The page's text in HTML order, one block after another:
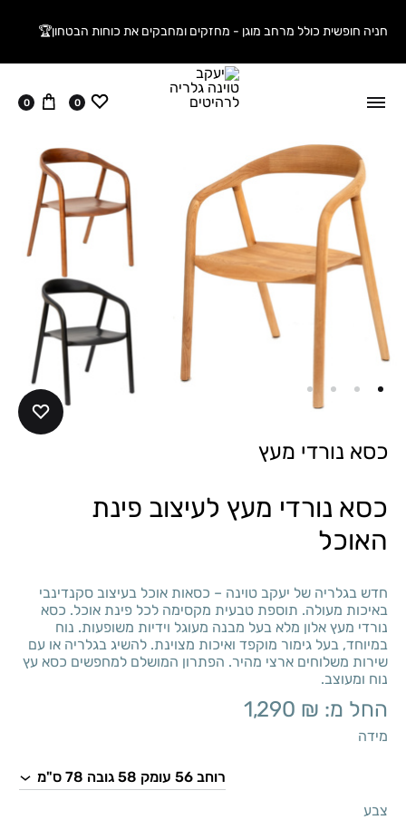
חניה חופשית כולל מרחב מוגן - מחזקים ומחבקים את כוחות הבטחון🏆
ווישליסט
0 עגלה
0
כסא נורדי מעץ
כסא נורדי מעץ לעיצוב פינת
האוכל
חדש בגלריה של יעקב טוינה – כסאות אוכל בעיצוב סקנדינבי
באיכות מעולה. תוספת טבעית מקסימה לכל פינת אוכל. כסא
נורדי מעץ אלון מלא בעל מבנה מעוגל וידיות משופעות. נוח
במיוחד, בעל גימור מוקפד ואיכות מצוינת. להשיג בגלריה או עם
שירות משלוחים ארצי מהיר. הפתרון המושלם למחפשים כסא עץ
נוח ומעוצב.
החל מ: 1,290 ₪
מידה
צבע